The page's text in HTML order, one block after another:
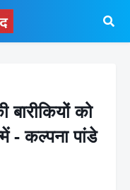
को
- कल्पना पांडे